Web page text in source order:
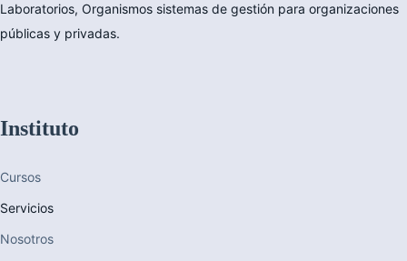
Laboratorios, Organismos sistemas de gestión para organizaciones
públicas y privadas.
Instituto
Cursos
Servicios
Nosotros